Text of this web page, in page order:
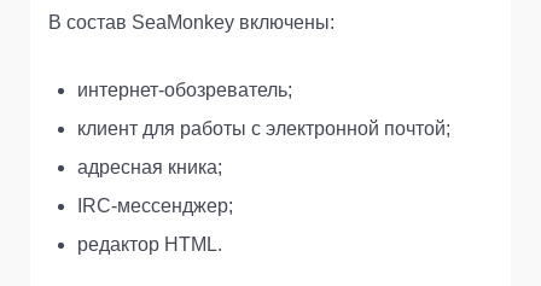
В состав SeaMonkey включены:
интернет-обозреватель;
клиент для работы с электронной почтой;
адресная кника;
IRC-мессенджер;
редактор HTML.